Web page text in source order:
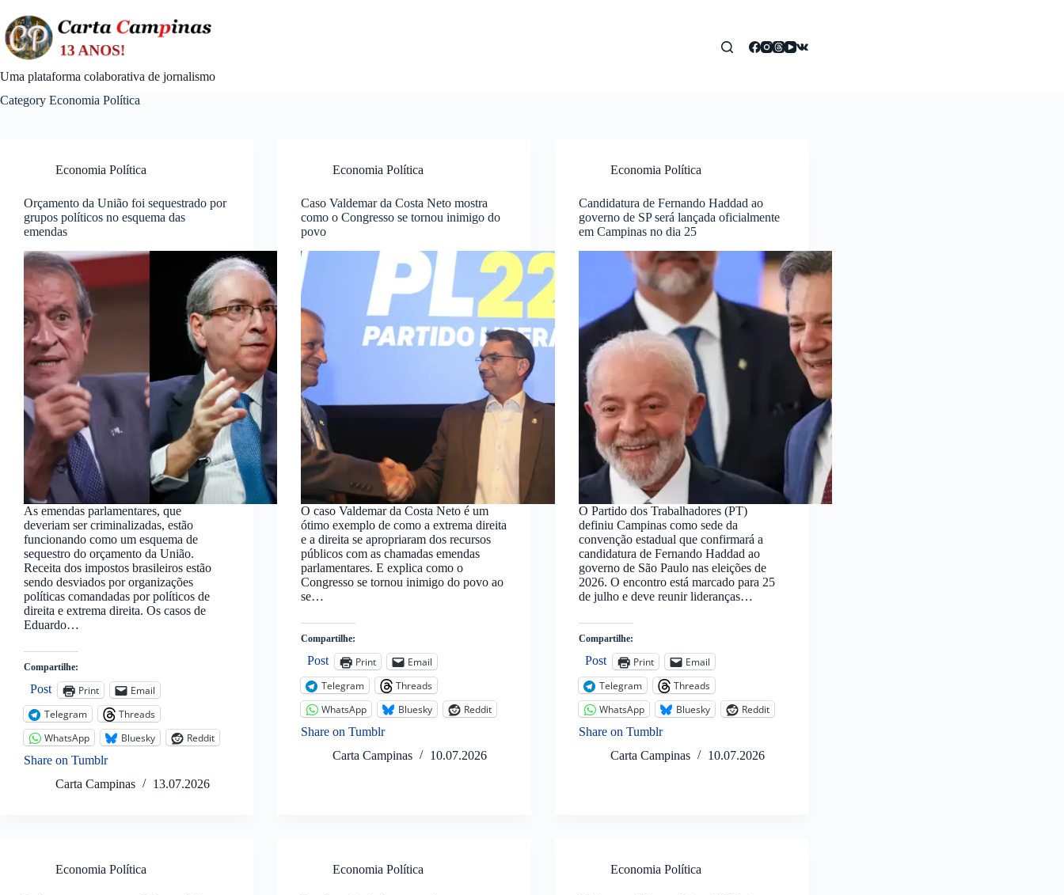
content
Uma plataforma colaborativa de jornalismo
Category Economia Política
Economia Política
Orçamento da União foi sequestrado por
grupos políticos no esquema das
emendas
As emendas parlamentares, que
deveriam ser criminalizadas, estão
funcionando como um esquema de
sequestro do orçamento da União.
Receita dos impostos brasileiros estão
sendo desviados por organizações
políticas comandadas por políticos de
direita e extrema direita. Os casos de
Eduardo…
Compartilhe:
Post Print
Email
Telegram
Threads
WhatsApp
Bluesky
Reddit
Share on Tumblr
Carta Campinas
13.07.2026
Economia Política
Caso Valdemar da Costa Neto mostra
como o Congresso se tornou inimigo do
povo
O caso Valdemar da Costa Neto é um
ótimo exemplo de como a extrema direita
e a direita se apropriaram dos recursos
públicos com as chamadas emendas
parlamentares. E explica como o
Congresso se tornou inimigo do povo ao
se…
Compartilhe:
Post Print
Email
Telegram
Threads
WhatsApp
Bluesky
Reddit
Share on Tumblr
Carta Campinas
10.07.2026
Economia Política
Candidatura de Fernando Haddad ao
governo de SP será lançada oficialmente
em Campinas no dia 25
O Partido dos Trabalhadores (PT)
definiu Campinas como sede da
convenção estadual que confirmará a
candidatura de Fernando Haddad ao
governo de São Paulo nas eleições de
2026. O encontro está marcado para 25
de julho e deve reunir lideranças…
Compartilhe:
Post Print
Email
Telegram
Threads
WhatsApp
Bluesky
Reddit
Share on Tumblr
Carta Campinas
10.07.2026
Economia Política Economia Política Economia Política